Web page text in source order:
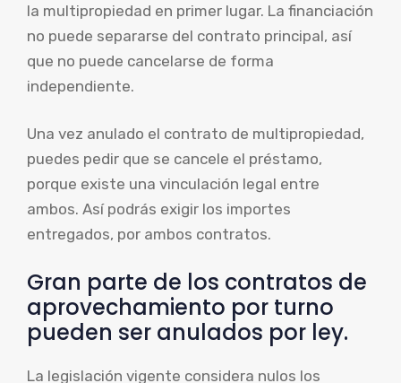
la multipropiedad en primer lugar. La financiación
no puede separarse del contrato principal, así
que no puede cancelarse de forma
independiente.
Una vez anulado el contrato de multipropiedad,
puedes pedir que se cancele el préstamo,
porque existe una vinculación legal entre
ambos. Así podrás exigir los importes
entregados, por ambos contratos.
Gran parte de los contratos de
aprovechamiento por turno
pueden ser anulados por ley.
La legislación vigente considera nulos los